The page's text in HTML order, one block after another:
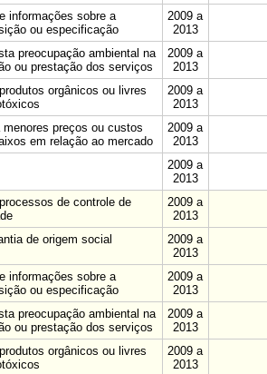
informações sobre a
ou especificação
2009 a
2013
preocupação ambiental na
ou prestação dos serviços
2009 a
2013
orgânicos ou livres
2009 a
2013
menores preços ou custos
em relação ao mercado
2009 a
2013
2009 a
2013
de controle de
2009 a
2013
de origem social
2009 a
2013
informações sobre a
ou especificação
2009 a
2013
preocupação ambiental na
ou prestação dos serviços
2009 a
2013
orgânicos ou livres
2009 a
2013